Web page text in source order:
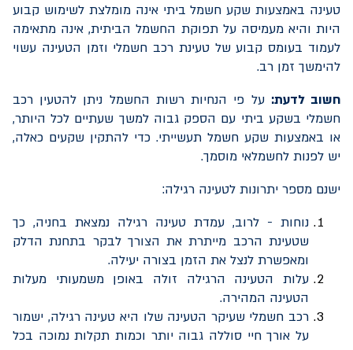
טעינה באמצעות שקע חשמל ביתי אינה מומלצת לשימוש קבוע
היות והיא מעמיסה על תפוקת החשמל הביתית, אינה מתאימה
לעמוד בעומס קבוע של טעינת רכב חשמלי וזמן הטעינה עשוי
להימשך זמן רב.
חשוב לדעת: על פי הנחיות רשות החשמל ניתן להטעין רכב
חשמלי בשקע ביתי עם הספק גבוה למשך שעתיים לכל היותר,
או באמצעות שקע חשמל תעשייתי. כדי להתקין שקעים כאלה,
יש לפנות לחשמלאי מוסמך.
ישנם מספר יתרונות לטעינה רגילה:
נוחות - לרוב, עמדת טעינה רגילה נמצאת בחניה, כך
שטעינת הרכב מייתרת את הצורך לבקר בתחנת הדלק
ומאפשרת לנצל את הזמן בצורה יעילה.
עלות הטעינה הרגילה זולה באופן משמעותי מעלות
הטעינה המהירה.
רכב חשמלי שעיקר הטעינה שלו היא טעינה רגילה, ישמור
על אורך חיי סוללה גבוה יותר וכמות תקלות נמוכה בכל